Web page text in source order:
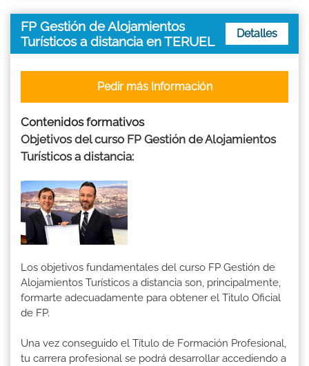
FP Gestión de Alojamientos
Turísticos a distancia en TERUEL
Detalles
Pedir más Información
Contenidos formativos
Objetivos del curso FP Gestión de Alojamientos
Turísticos a distancia:
Los objetivos fundamentales del curso FP Gestión de
Alojamientos Turísticos a distancia son, principalmente,
formarte adecuadamente para obtener el Titulo Oficial
de FP.
Una vez conseguido el Título de Formación Profesional,
tu carrera profesional se podrá desarrollar accediendo a